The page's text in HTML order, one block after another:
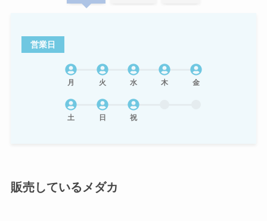
営業日
月 火 水 木 金
土 日 祝
販売しているメダカ